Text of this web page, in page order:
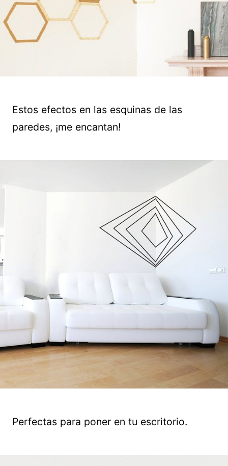
Estos efectos en las esquinas de las
paredes, ¡me encantan!
Perfectas para poner en tu escritorio.